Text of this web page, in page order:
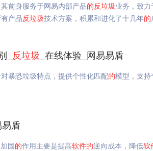
前身服务于网易内部产品的反垃圾业务，致
产品反垃圾技术方案，积累和进化了十几年的
反垃圾 _在线体验_网易易盾
暴恐垃圾特点，提供个性化匹配的模型，支
盾
固的作用主要是提高软件的逆向成本，降低软